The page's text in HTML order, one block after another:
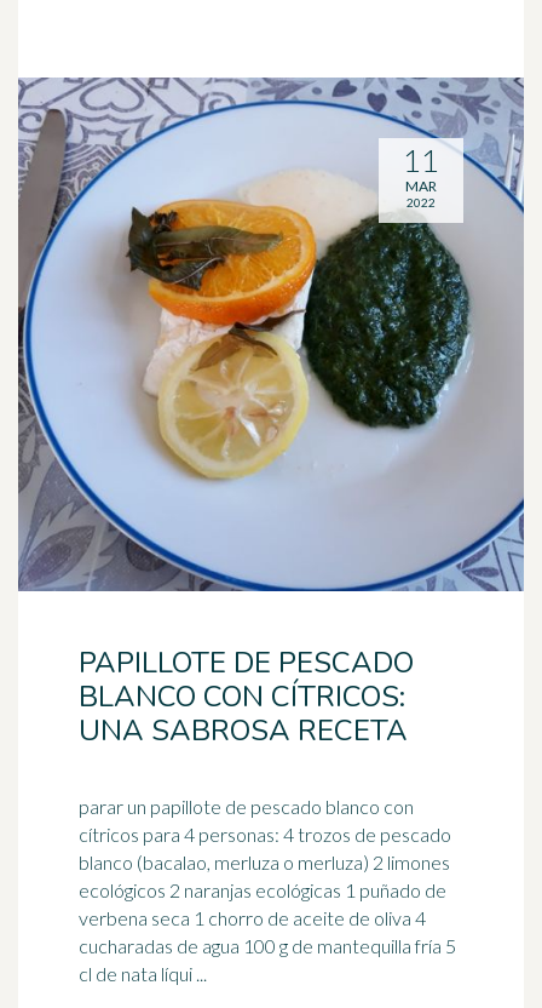
PAPILLOTE DE PESCADO
BLANCO CON CÍTRICOS:
UNA SABROSA RECETA
parar un papillote de pescado blanco con
cítricos para 4 personas: 4 trozos de pescado
blanco (bacalao, merluza o merluza) 2 limones
ecológicos 2 naranjas ecológicas 1 puñado de
verbena seca 1 chorro de aceite de oliva 4
cucharadas de agua 100 g de mantequilla fría 5
cl de nata líqui ...
11
MAR
2022